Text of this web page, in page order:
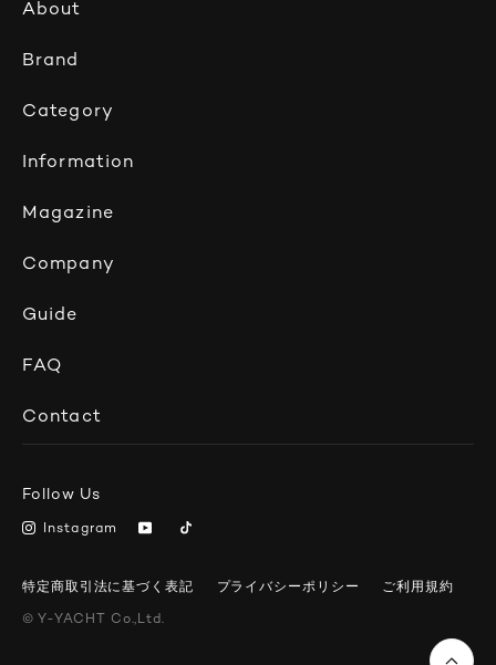
Brand
Information
Company
FAQ
About
Category
Magazine
Guide
Contact
Follow Us
Instagram
特定商取引法に基づく表記 プライバシーポリシー ご利用規約
© Y-YACHT Co.,Ltd.